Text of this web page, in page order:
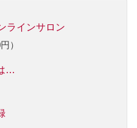
ラインサロン
）
…